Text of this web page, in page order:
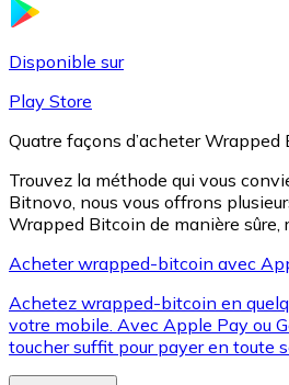
XRP
XRP
Disponible sur
Play Store
Quatre façons d’acheter
Trouvez la méthode qui vous
Bitnovo, nous vous offrons
Wrapped Bitcoin de manière sûre,
Acheter wrapped-bitcoin avec
Achetez wrapped-bitcoin en
votre mobile. Avec Apple Pay ou
toucher suffit pour payer en toute